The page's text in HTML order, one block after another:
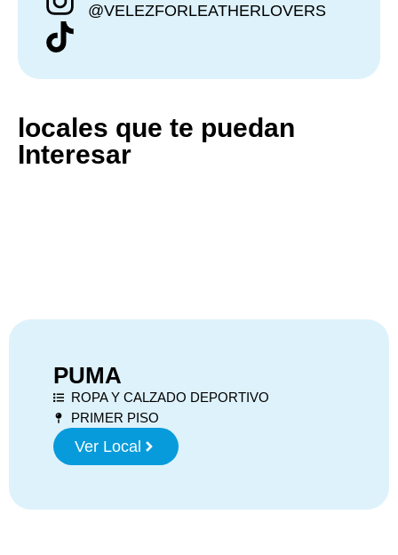
@VELEZFORLEATHERLOVERS
locales que te puedan
Interesar
PUMA
ROPA Y CALZADO DEPORTIVO
PRIMER PISO
Ver Local